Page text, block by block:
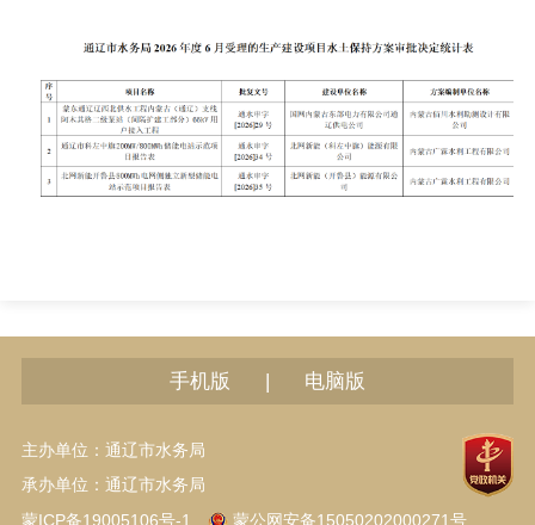
手机版 | 电脑版
主办单位：通辽市水务局
承办单位：通辽市水务局
蒙ICP备19005106号-1
蒙公网安备15050202000271号